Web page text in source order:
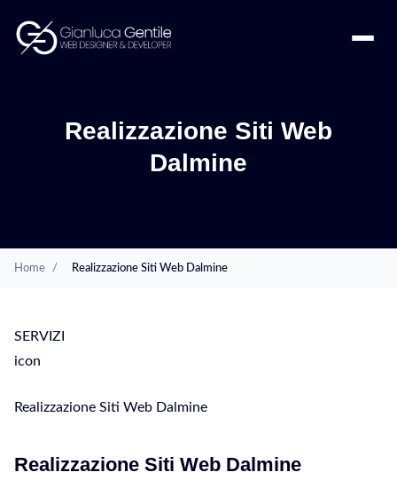
Realizzazione Siti Web
Dalmine
Home / Realizzazione Siti Web Dalmine
SERVIZI
icon
Realizzazione Siti Web Dalmine
Realizzazione Siti Web Dalmine